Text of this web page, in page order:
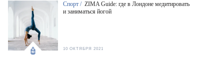
Спорт / ZIMA Guide: где в Лондоне медитировать
и заниматься йогой
10 ОКТЯБРЯ 2021